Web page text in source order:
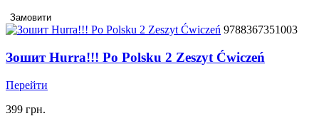
Замовити
9788367351003
Зошит Hurra!!! Po Polsku 2 Zeszyt Ćwiczeń
Перейти
399 грн.